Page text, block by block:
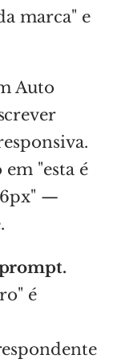
marca" e
Auto
"esta é
—
é